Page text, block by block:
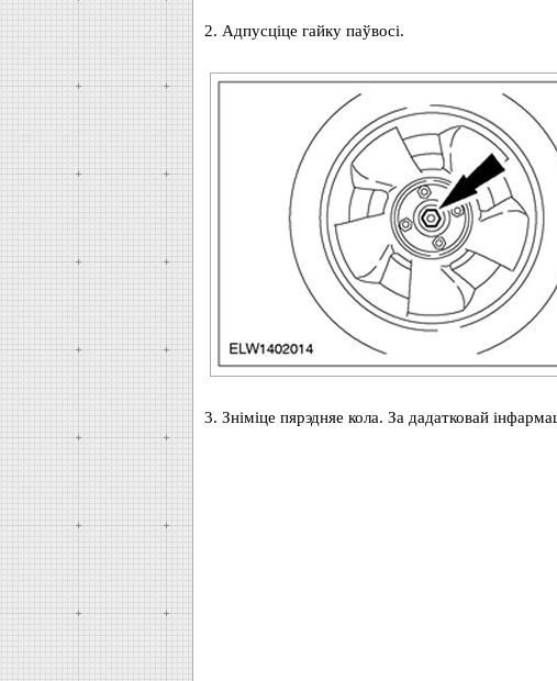
2. Адпусціце гайку паўвосі.
3. Зніміце пярэдняе кола. За дадатковай